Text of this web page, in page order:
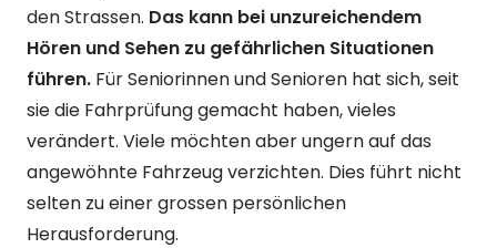
den Strassen. Das kann bei unzureichendem
Hören und Sehen zu gefährlichen Situationen
führen. Für Seniorinnen und Senioren hat sich, seit
sie die Fahrprüfung gemacht haben, vieles
verändert. Viele möchten aber ungern auf das
angewöhnte Fahrzeug verzichten. Dies führt nicht
selten zu einer grossen persönlichen
Herausforderung.